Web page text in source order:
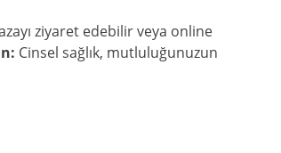
ziyaret edebilir veya online
Cinsel sağlık, mutluluğunuzun